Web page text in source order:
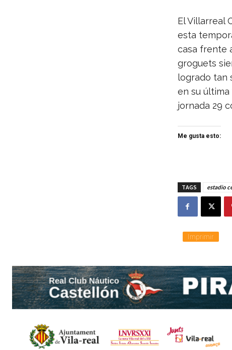
El Villarreal
esta
casa frente
groguets
logrado tan
en su
jornada 29
Me gusta esto:
TAGS estadio
Imprimir